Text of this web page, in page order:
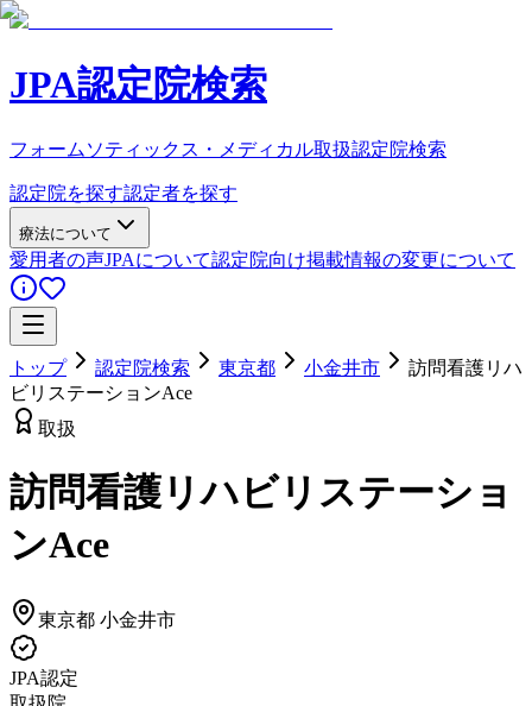
JPA認定院検索
フォームソティックス・メディカル取扱認定院検索
認定院を探す認定者を探す
療法について
愛用者の声JPAについて認定院向け掲載情報の変更について
トップ 認定院検索 東京都 小金井市
訪問看護リハ
ビリステーションAce
取扱
訪問看護リハビリステーショ
ンAce
東京都 小金井市
JPA認定